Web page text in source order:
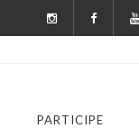
PARTICIPE